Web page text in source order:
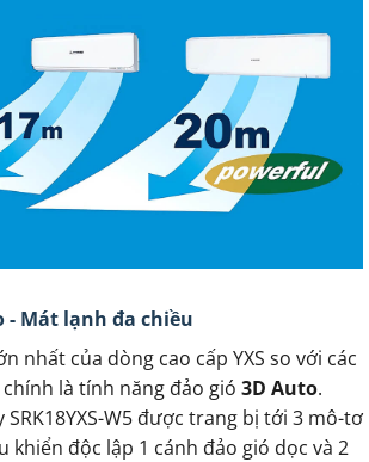
- Mát lạnh đa chiều
nhất của dòng cao cấp YXS so với các
là tính năng đảo gió 3D Auto.
W5 được trang bị tới 3 mô-tơ
khiển độc lập 1 cánh đảo gió dọc và 2